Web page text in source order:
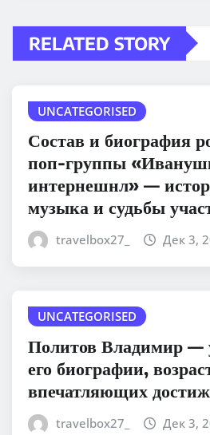
RELATED STORY
UNCATEGORISED
Состав и биография
поп-группы
интернешнл» —
музыка и судьбы
travelbox27_ Дек 3,
UNCATEGORISED
Политов Владимир —
его биографии,
впечатляющих
travelbox27_ Дек 3,